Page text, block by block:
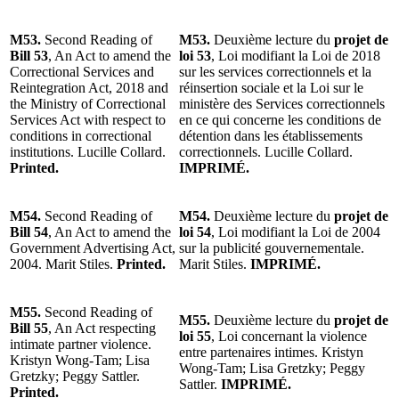
M53. Second Reading of
Bill 53, An Act to amend the
Correctional Services and
Reintegration Act, 2018 and
the Ministry of Correctional
Services Act with respect to
conditions in correctional
institutions. Lucille Collard.
Printed.
M53. Deuxième lecture du projet de
loi 53, Loi modifiant la Loi de 2018
sur les services correctionnels et la
réinsertion sociale et la Loi sur le
ministère des Services correctionnels
en ce qui concerne les conditions de
détention dans les établissements
correctionnels. Lucille Collard.
IMPRIMÉ.
M54. Second Reading of
Bill 54, An Act to amend the
Government Advertising Act,
2004. Marit Stiles. Printed.
M54. Deuxième lecture du projet de
loi 54, Loi modifiant la Loi de 2004
sur la publicité gouvernementale.
Marit Stiles. IMPRIMÉ.
M55. Second Reading of
Bill 55, An Act respecting
intimate partner violence.
Kristyn Wong-Tam; Lisa
Gretzky; Peggy Sattler.
Printed.
M55. Deuxième lecture du projet de
loi 55, Loi concernant la violence
entre partenaires intimes. Kristyn
Wong-Tam; Lisa Gretzky; Peggy
Sattler. IMPRIMÉ.